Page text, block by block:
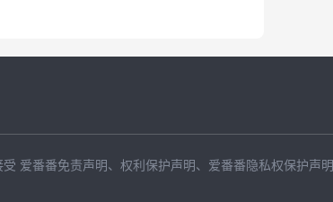
受 爱番番免责声明 、 权利保护声明 、 爱番番隐私权保护声明